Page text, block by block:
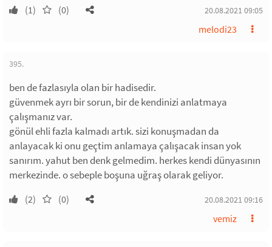
(1) (0) 20.08.2021 09:05
melodi23
395.
ben de fazlasıyla olan bir hadisedir.
güvenmek ayrı bir sorun, bir de kendinizi anlatmaya
çalışmanız var.
gönül ehli fazla kalmadı artık. sizi konuşmadan da
anlayacak ki onu geçtim anlamaya çalışacak insan yok
sanırım. yahut ben denk gelmedim. herkes kendi dünyasının
merkezinde. o sebeple boşuna uğraş olarak geliyor.
(2) (0) 20.08.2021 09:16
vemiz